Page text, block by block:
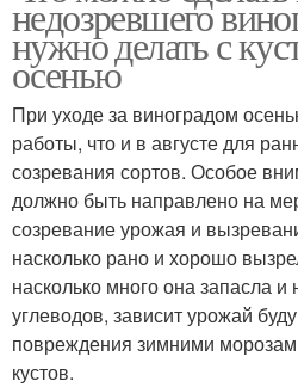
недозревшего
нужно делать с
осенью
При уходе за виноградом
работы, что и в августе для
созревания сортов. Особое
должно быть направлено на
созревание урожая и
насколько рано и хорошо
насколько много она запасла и
углеводов, зависит урожай
повреждения зимними
кустов.